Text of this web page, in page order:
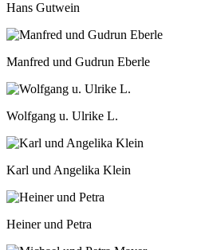
Hans Gutwein
Manfred und Gudrun Eberle
Wolfgang u. Ulrike L.
Karl und Angelika Klein
Heiner und Petra